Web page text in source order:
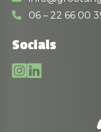
06 – 22 66 00
Socials